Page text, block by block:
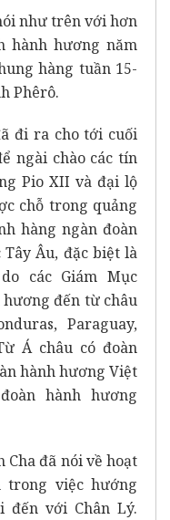
như trên với hơn
hành hương năm
hàng tuần 15-
Phêrô.
đi ra cho tới cuối
ngài chào các tín
Pio XII và đại lộ
chỗ trong quảng
hàng ngàn đoàn
Âu, đặc biệt là
các Giám Mục
hương đến từ châu
Paraguay,
Á châu có đoàn
hành hương Việt
hành hương
đã nói về hoạt
trong việc hướng
đến với Chân Lý.